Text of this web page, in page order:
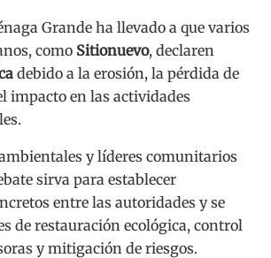
Grande ha llevado a que varios
como Sitionuevo, declaren
debido a la erosión, la pérdida de
impacto en las actividades
y líderes comunitarios
sirva para establecer
entre las autoridades y se
de restauración ecológica, control
y mitigación de riesgos.